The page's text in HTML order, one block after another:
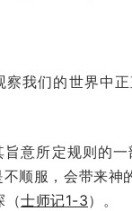
我们的世界中
意所定规则的
顺服，会带来神
（士师记1-3）。